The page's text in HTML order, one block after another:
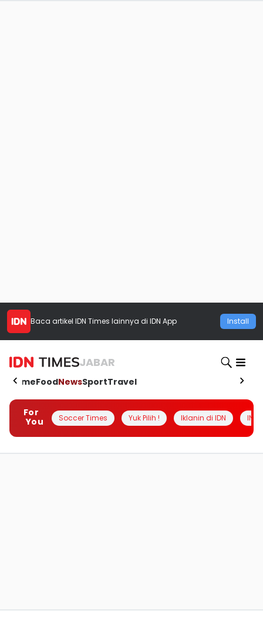
Baca artikel IDN Times lainnya di IDN App Install
JABAR
HomeFoodNewsSportTravel
For
You
Soccer Times Yuk Pilih ! Iklanin di IDN